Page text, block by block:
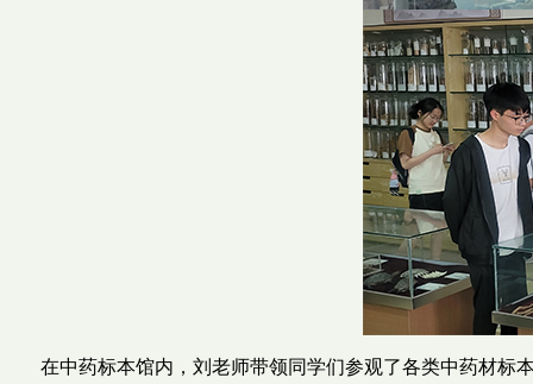
在中药标本馆内，刘老师带领同学们参观了各类中药材标